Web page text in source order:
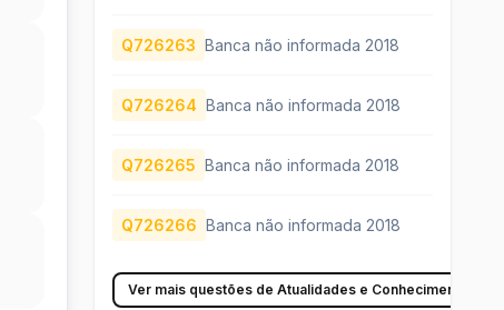
Q726263 Banca não informada 2018
Q726264 Banca não informada 2018
Q726265 Banca não informada 2018
Q726266 Banca não informada 2018
Ver mais questões de Atualidades e Conhecimentos